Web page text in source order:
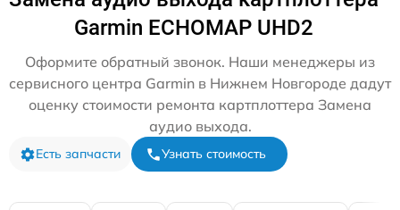
Garmin ECHOMAP UHD2
Оформите обратный звонок. Наши менеджеры из
сервисного центра Garmin в Нижнем Новгороде дадут
оценку стоимости ремонта картплоттера Замена
аудио выхода.
Есть запчасти Узнать стоимость